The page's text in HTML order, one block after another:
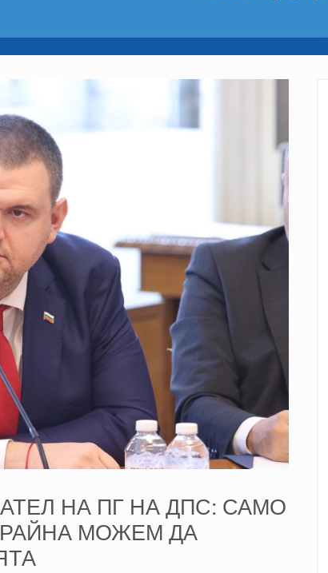
НА ПГ НА ДПС: САМО
МОЖЕМ ДА